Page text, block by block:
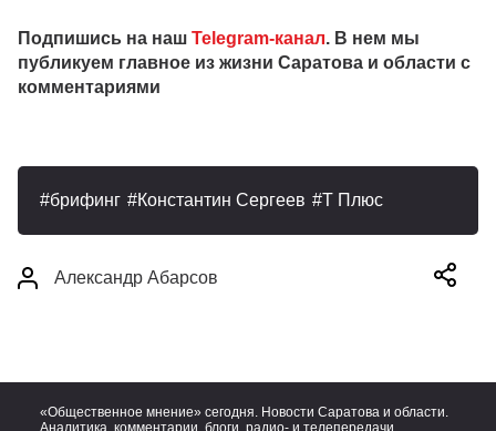
Подпишись на наш Telegram-канал. В нем мы
публикуем главное из жизни Саратова и области с
комментариями
брифинг Константин Сергеев Т Плюс
Александр Абарсов
«Общественное мнение» сегодня. Новости Саратова и области.
Аналитика, комментарии, блоги, радио- и телепередачи.